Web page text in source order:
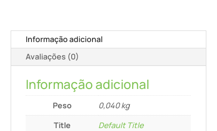
11
Hw-
Informação adicional
Avaliações (0)
Informação adicional
Peso
0,040 kg
Title
Default Title